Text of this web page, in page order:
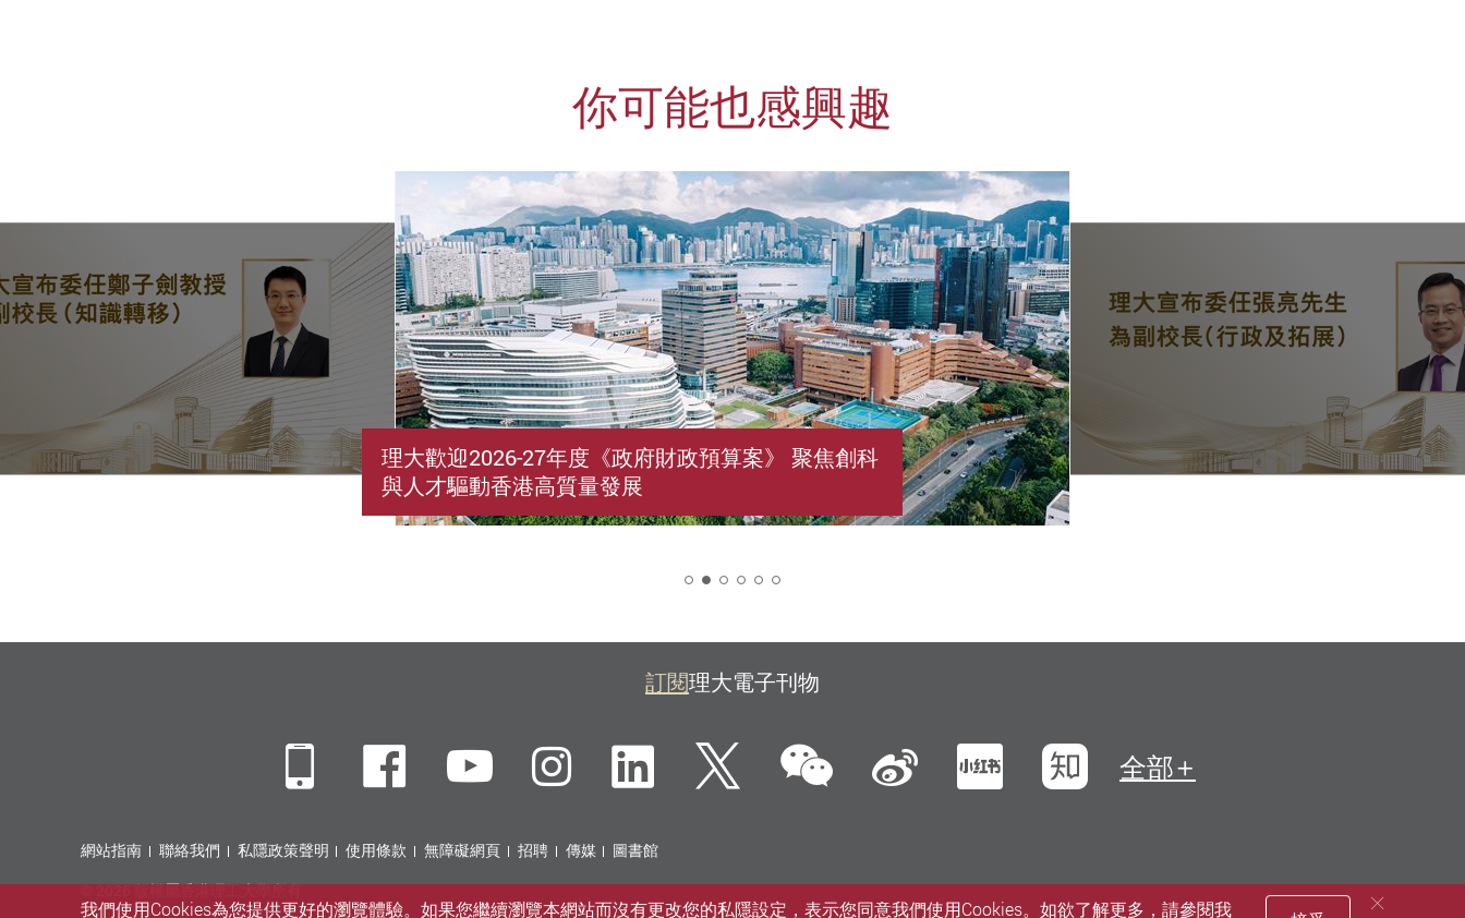
你可能也感興趣
理大歡迎2026-27年度《政府財政預算案》 聚焦創科
與人才驅動香港高質量發展
訂閱理大電子刊物
MobileFacebook
YouTubeInstagramLinkedIn
Twitter微信新浪微博
小紅書
知乎
全部
網站指南 聯絡我們 私隱政策聲明 使用條款 無障礙網頁 招聘 傳媒
圖書館
© 2026 版權屬香港理工大學所有
我們使用Cookies為您提供更好的瀏覽體驗。如果您繼續瀏覽本網站而沒有更改您的私隱設定，表示您同意我們使用Cookies。如欲了解更多，請參閱我